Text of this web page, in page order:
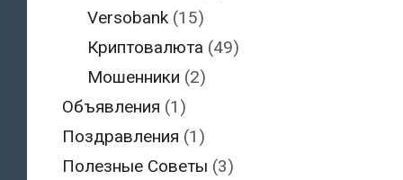
Versobank (15)
Криптовалюта (49)
Мошенники (2)
Объявления (1)
Поздравления (1)
Полезные Советы (3)